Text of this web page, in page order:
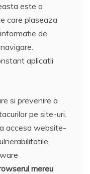
este o
care plaseaza
de
aplicatii
si prevenire a
pe site-uri.
accesa website-
mereu